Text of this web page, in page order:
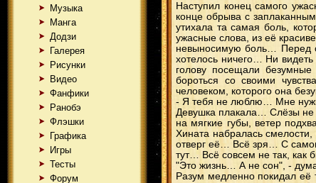
Музыка
Манга
Додзи
Галерея
Рисунки
Видео
Фанфики
Ранобэ
Флэшки
Графика
Игры
Тесты
Форум
Наступил конец самого
конце обрыва с
утихала та самая боль,
ужасные слова, из её
невыносимую боль… Перед
хотелось ничего… Ни
голову посещали
бороться со своими
человеком, которого она
- Я тебя не люблю… Мне
Девушка плакала… Слёзы не
на мягкие губы, ветер
Хината набралась
отверг её… Всё зря… С
тут… Всё совсем не так, как
"Это жизнь… А не сон", -
Разум медленно покидал её